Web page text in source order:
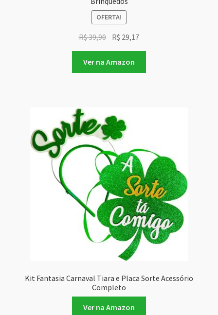
OFERTA!
R$39,90
preço
original
era:
R$ 29,17O
preço
é:
Ver na Amazon
Kit Fantasia Carnaval Tiara e Placa Sorte Acessório
Completo
Ver na Amazon